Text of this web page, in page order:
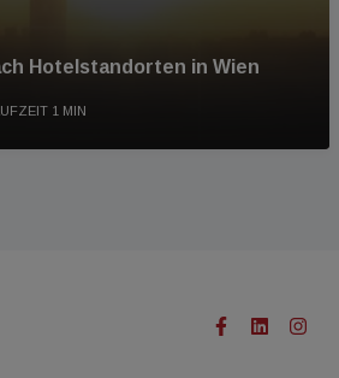
Hotelstandorten in Wien
1 MIN